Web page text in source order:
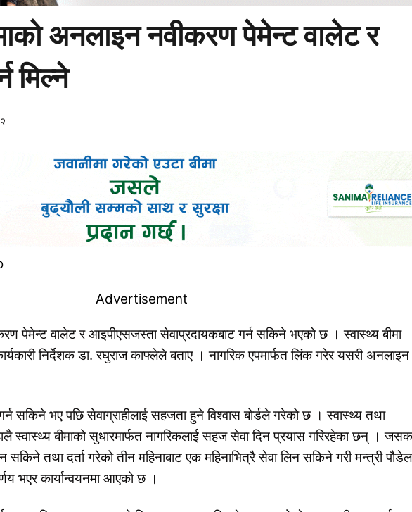
अनलाइन नवीकरण पेमेन्ट वालेट र
मिल्ने
पेमेन्ट वालेट र आइपीएसजस्ता सेवाप्रदायकबाट गर्न सकिने भएको छ । स्वास्थ्य बीमा
निर्देशक डा. रघुराज काफ्लेले बताए । नागरिक एपमार्फत लिंक गरेर यसरी अनलाइन
सकिने भए पछि सेवाग्राहीलाई सहजता हुने विश्वास बोर्डले गरेको छ । स्वास्थ्य तथा
स्वास्थ्य बीमाको सुधारमार्फत नागरिकलाई सहज सेवा दिन प्रयास गरिरहेका छन् ।
तथा दर्ता गरेको तीन महिनाबाट एक महिनाभित्रै सेवा लिन सकिने गरी मन्त्री
भएर कार्यान्वयनमा आएको छ ।